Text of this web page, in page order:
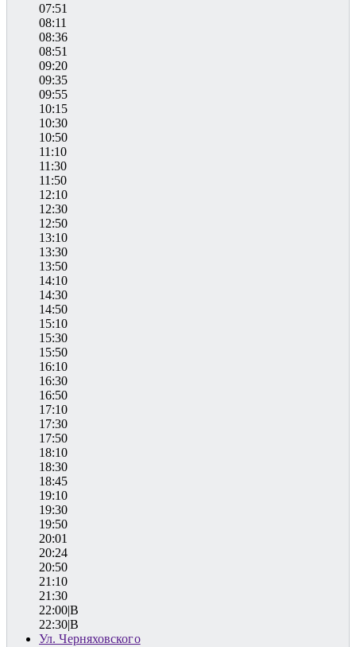
07:51
08:11
08:36
08:51
09:20
09:35
09:55
10:15
10:30
10:50
11:10
11:30
11:50
12:10
12:30
12:50
13:10
13:30
13:50
14:10
14:30
14:50
15:10
15:30
15:50
16:10
16:30
16:50
17:10
17:30
17:50
18:10
18:30
18:45
19:10
19:30
19:50
20:01
20:24
20:50
21:10
21:30
22:00|B
22:30|B
Ул. Черняховского